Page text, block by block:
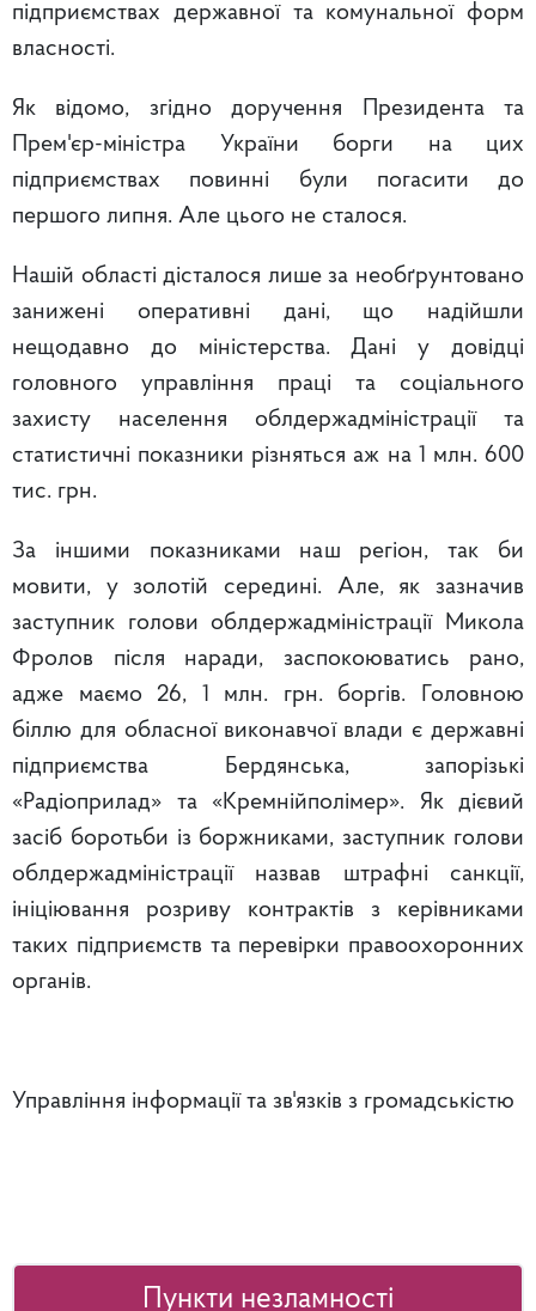
підприємствах державної та комунальної форм
власності.
Як відомо, згідно доручення Президента та
Прем'єр-міністра України борги на цих
підприємствах повинні були погасити до
першого липня. Але цього не сталося.
Нашій області дісталося лише за необґрунтовано
занижені оперативні дані, що надійшли
нещодавно до міністерства. Дані у довідці
головного управління праці та соціального
захисту населення облдержадміністрації та
статистичні показники різняться аж на 1 млн. 600
тис. грн.
За іншими показниками наш регіон, так би
мовити, у золотій середині. Але, як зазначив
заступник голови облдержадміністрації Микола
Фролов після наради, заспокоюватись рано,
адже маємо 26, 1 млн. грн. боргів. Головною
біллю для обласної виконавчої влади є державні
підприємства Бердянська, запорізькі
«Радіоприлад» та «Кремнійполімер». Як дієвий
засіб боротьби із боржниками, заступник голови
облдержадміністрації назвав штрафні санкції,
ініціювання розриву контрактів з керівниками
таких підприємств та перевірки правоохоронних
органів.
Управління інформації та зв'язків з громадськістю
Пункти незламності